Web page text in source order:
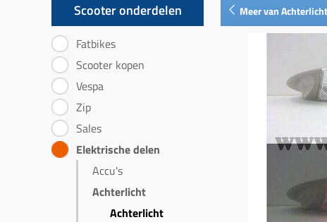
Scooter onderdelen
Fatbikes
Scooter kopen
Vespa
Zip
Sales
Elektrische delen
Accu's
Achterlicht
Achterlicht
Meer van